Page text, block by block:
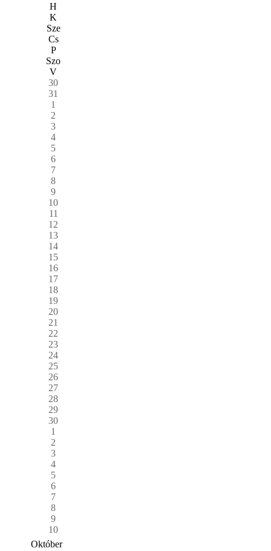
H
K
Sze
Cs
P
Szo
V
30
31
1
2
3
4
5
6
7
8
9
10
11
12
13
14
15
16
17
18
19
20
21
22
23
24
25
26
27
28
29
30
1
2
3
4
5
6
7
8
9
10
Október